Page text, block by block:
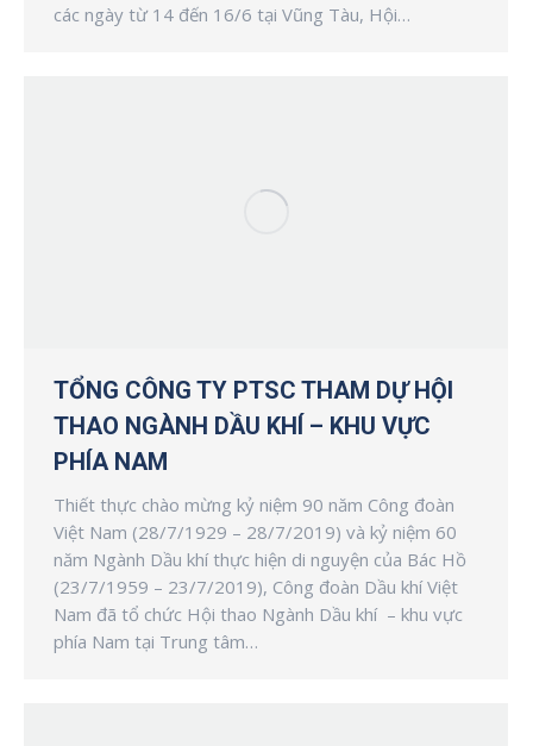
các ngày từ 14 đến 16/6 tại Vũng Tàu, Hội…
TỔNG CÔNG TY PTSC THAM DỰ HỘI
THAO NGÀNH DẦU KHÍ – KHU VỰC
PHÍA NAM
Thiết thực chào mừng kỷ niệm 90 năm Công đoàn
Việt Nam (28/7/1929 – 28/7/2019) và kỷ niệm 60
năm Ngành Dầu khí thực hiện di nguyện của Bác Hồ
(23/7/1959 – 23/7/2019), Công đoàn Dầu khí Việt
Nam đã tổ chức Hội thao Ngành Dầu khí – khu vực
phía Nam tại Trung tâm…